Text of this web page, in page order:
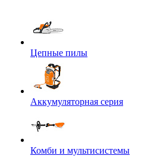
Цепные пилы
Аккумуляторная серия
Комби и мультисистемы